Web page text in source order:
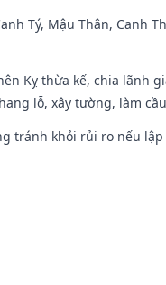
Tý, Mậu Thân, Canh
Kỵ thừa kế, chia lãnh
lỗ, xây tường, làm
tránh khỏi rủi ro nếu